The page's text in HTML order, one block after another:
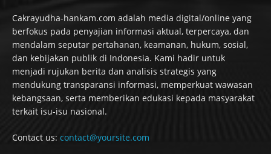
Cakrayudha-hankam.com adalah media digital/online yang
berfokus pada penyajian informasi aktual, terpercaya, dan
mendalam seputar pertahanan, keamanan, hukum, sosial,
dan kebijakan publik di Indonesia. Kami hadir untuk
menjadi rujukan berita dan analisis strategis yang
mendukung transparansi informasi, memperkuat wawasan
kebangsaan, serta memberikan edukasi kepada masyarakat
terkait isu-isu nasional.
Contact us: contact@yoursite.com